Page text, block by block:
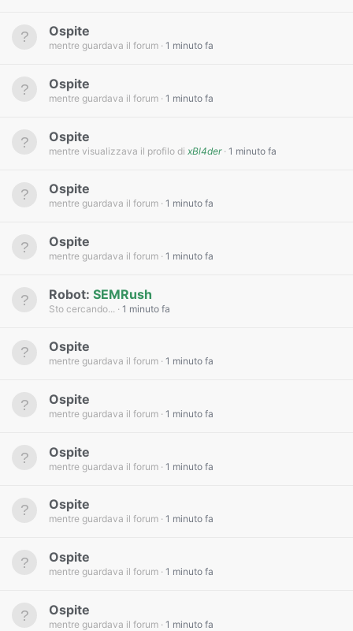
Ospite
mentre guardava il forum 1 minuto fa
Ospite
mentre guardava il forum 1 minuto fa
Ospite
mentre visualizzava il profilo di xBl4der 1 minuto fa
Ospite
mentre guardava il forum 1 minuto fa
Ospite
mentre guardava il forum 1 minuto fa
Robot: SEMRush
Sto cercando... 1 minuto fa
Ospite
mentre guardava il forum 1 minuto fa
Ospite
mentre guardava il forum 1 minuto fa
Ospite
mentre guardava il forum 1 minuto fa
Ospite
mentre guardava il forum 1 minuto fa
Ospite
mentre guardava il forum 1 minuto fa
Ospite
mentre guardava il forum 1 minuto fa